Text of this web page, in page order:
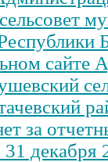
сайте
за
декабря